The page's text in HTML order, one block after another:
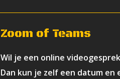
Zoom of Teams
Wil je een online
Dan kun je zelf een datum en